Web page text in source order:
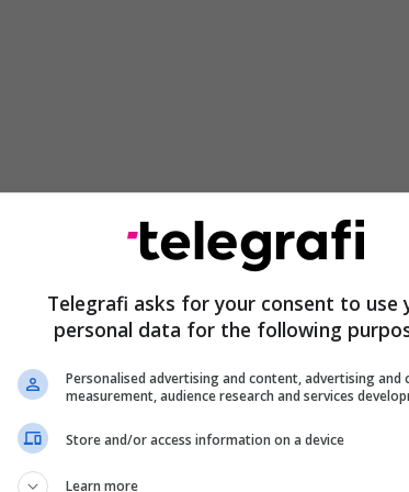
Telegrafi asks for your consent to use
personal data for the following
Personalised advertising and content, advertising and
measurement, audience research and services
Store and/or access information on a device
Learn more